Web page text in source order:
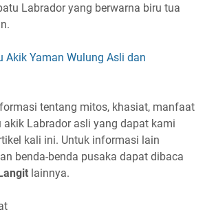
Labrador yang berwarna biru tua
Akik Yaman Wulung Asli dan
tentang mitos, khasiat, manfaat
akik Labrador asli yang dapat kami
kali ini. Untuk informasi lain
benda-benda pusaka dapat dibaca
lainnya.